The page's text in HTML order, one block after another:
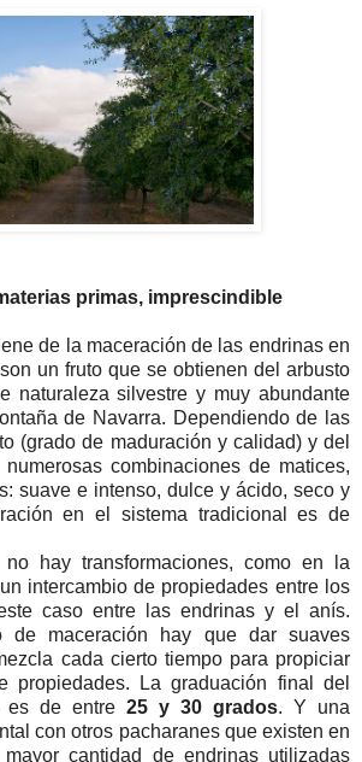
primas, imprescindible
de la maceración de las endrinas en
un fruto que se obtienen del arbusto
naturaleza silvestre y muy abundante
de Navarra. Dependiendo de las
(grado de maduración y calidad) y del
combinaciones de matices,
suave e intenso, dulce y ácido, seco y
en el sistema tradicional es de
hay transformaciones, como en la
intercambio de propiedades entre los
caso entre las endrinas y el anís.
de maceración hay que dar suaves
cada cierto tiempo para propiciar
propiedades. La graduación final del
es de entre 25 y 30 grados. Y una
con otros pacharanes que existen en
cantidad de endrinas utilizadas